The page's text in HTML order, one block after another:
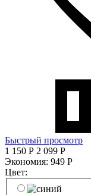
Быстрый просмотр
1 150 Р 2 099 Р
Экономия: 949 Р
Цвет: